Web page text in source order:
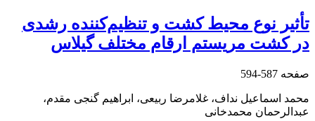
تأثیر نوع محیط کشت و تنظیم‌کننده رشدی
در کشت مریستم ارقام مختلف گیلاس
صفحه 587-594
محمد اسماعیل نداف، غلامرضا ربیعی، ابراهیم گنجی مقدم،
عبدالرحمان محمدخانی